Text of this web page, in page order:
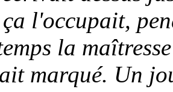
l'occupait,
la
marqué. Un